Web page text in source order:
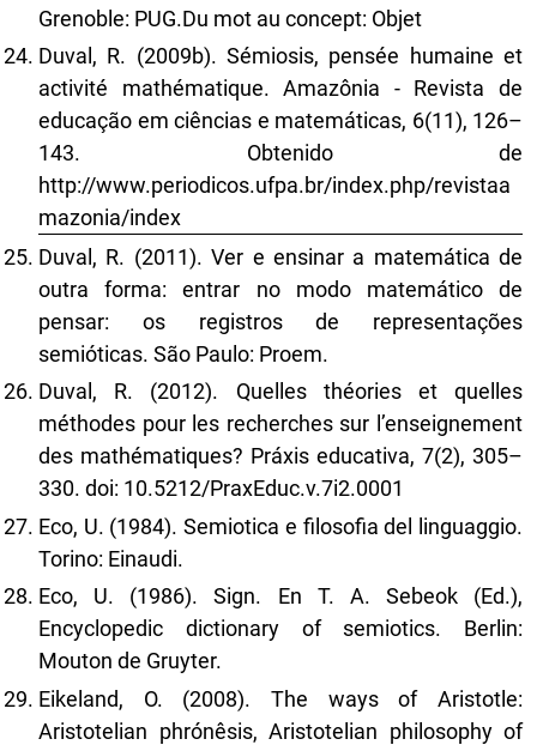
Grenoble: PUG.Du mot au concept: Objet
Duval, R. (2009b). Sémiosis, pensée humaine et
activité mathématique. Amazônia - Revista de
educação em ciências e matemáticas, 6(11), 126–
143. Obtenido de
http://www.periodicos.ufpa.br/index.php/revistaa
mazonia/index
Duval, R. (2011). Ver e ensinar a matemática de
outra forma: entrar no modo matemático de
pensar: os registros de representações
semióticas. São Paulo: Proem.
Duval, R. (2012). Quelles théories et quelles
méthodes pour les recherches sur l’enseignement
des mathématiques? Práxis educativa, 7(2), 305–
330. doi: 10.5212/PraxEduc.v.7i2.0001
Eco, U. (1984). Semiotica e filosofia del linguaggio.
Torino: Einaudi.
Eco, U. (1986). Sign. En T. A. Sebeok (Ed.),
Encyclopedic dictionary of semiotics. Berlin:
Mouton de Gruyter.
Eikeland, O. (2008). The ways of Aristotle:
Aristotelian phrónêsis, Aristotelian philosophy of